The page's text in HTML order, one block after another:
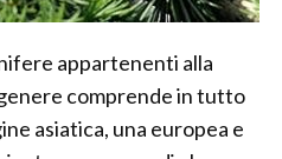
appartenenti alla
comprende in tutto
asiatica, una europea e